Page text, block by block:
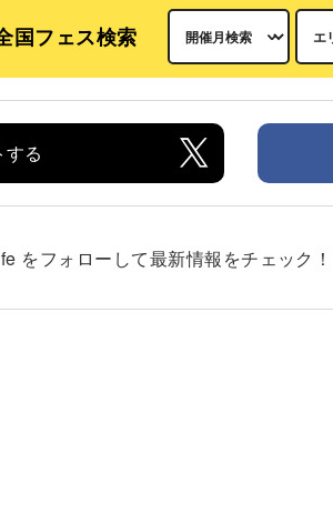
国フェス検索
する
をフォローして最新情報をチェック！